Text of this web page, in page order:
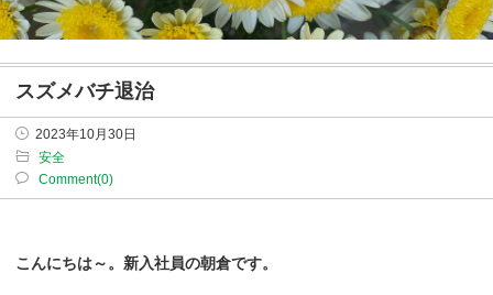
スズメバチ退治
2023年10月30日
安全
Comment(0)
こんにちは～。新入社員の朝倉です。